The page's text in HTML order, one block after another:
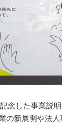
念した事業説
の新展開や法人